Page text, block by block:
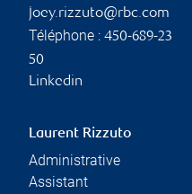
joey.rizzuto@rbc.com
Téléphone : 450-689-23
50
Linkedin
Laurent Rizzuto
Administrative
Assistant